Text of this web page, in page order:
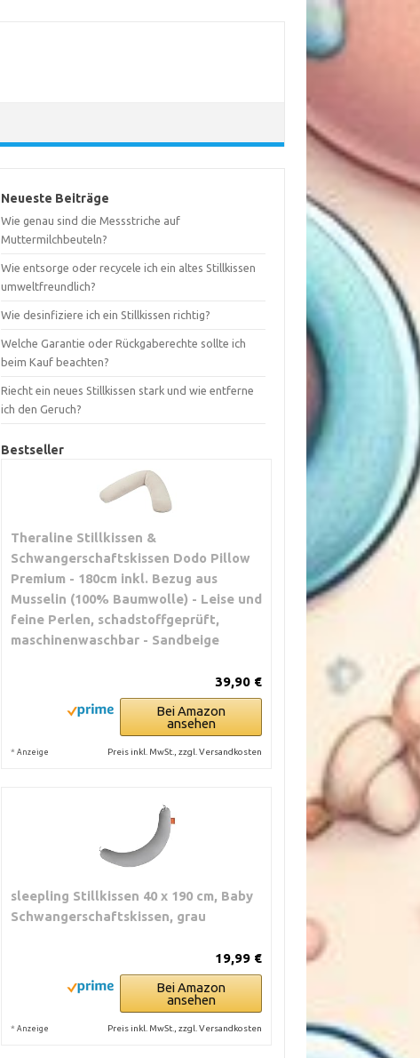
Neueste Beiträge
Wie genau sind die Messstriche auf
Muttermilchbeuteln?
Wie entsorge oder recycele ich ein altes Stillkissen
umweltfreundlich?
Wie desinfiziere ich ein Stillkissen richtig?
Welche Garantie oder Rückgaberechte sollte ich
beim Kauf beachten?
Riecht ein neues Stillkissen stark und wie entferne
ich den Geruch?
Bestseller
Theraline Stillkissen &
Schwangerschaftskissen Dodo Pillow
Premium - 180cm inkl. Bezug aus
Musselin (100% Baumwolle) - Leise und
feine Perlen, schadstoffgeprüft,
maschinenwaschbar - Sandbeige
39,90 €
Bei Amazon
ansehen
* Anzeige Preis inkl. MwSt., zzgl. Versandkosten
sleepling Stillkissen 40 x 190 cm, Baby
Schwangerschaftskissen, grau
19,99 €
Bei Amazon
ansehen
* Anzeige Preis inkl. MwSt., zzgl. Versandkosten